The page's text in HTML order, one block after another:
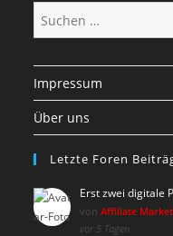
Impressum
Über uns
Letzte Foren
Erst zwei digitale
vonAffiliate
vor 5 Tagen